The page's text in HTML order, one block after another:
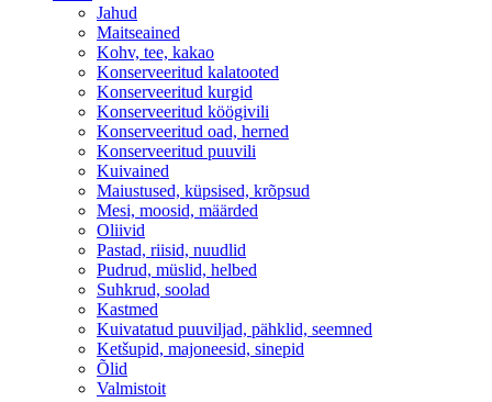
Jahud
Maitseained
Kohv, tee, kakao
Konserveeritud kalatooted
Konserveeritud kurgid
Konserveeritud köögivili
Konserveeritud oad, herned
Konserveeritud puuvili
Kuivained
Maiustused, küpsised, krõpsud
Mesi, moosid, määrded
Oliivid
Pastad, riisid, nuudlid
Pudrud, müslid, helbed
Suhkrud, soolad
Kastmed
Kuivatatud puuviljad, pähklid, seemned
Ketšupid, majoneesid, sinepid
Õlid
Valmistoit